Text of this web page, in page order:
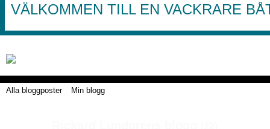
VÄLKOMMEN TILL EN VACKRARE
Alla bloggposter Min blogg